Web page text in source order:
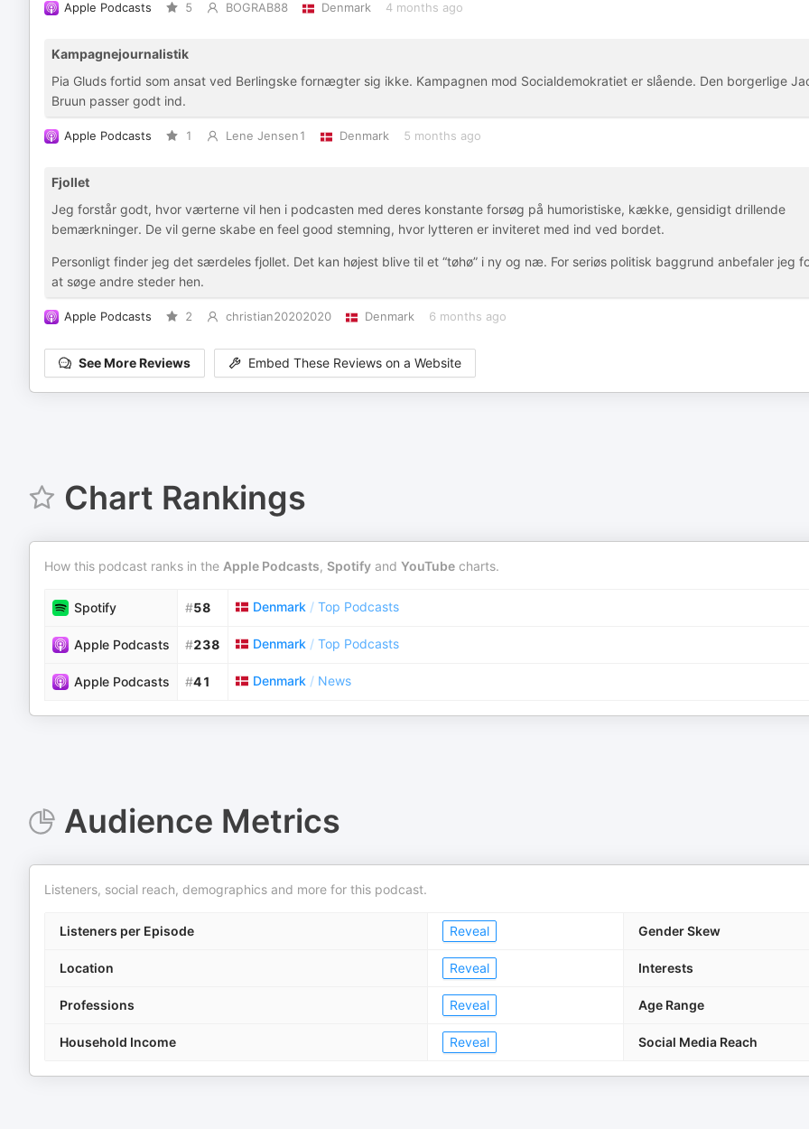
Apple Podcasts 5 BOGRAB88 Denmark 4 months ago
Kampagnejournalistik
Pia Gluds fortid som ansat ved Berlingske fornægter sig ikke. Kampagnen mod Socialdemokratiet er slående. Den borgerlige
Bruun passer godt ind.
Apple Podcasts 1 Lene Jensen1 Denmark 5 months ago
Fjollet
Jeg forstår godt, hvor værterne vil hen i podcasten med deres konstante forsøg på humoristiske, kække, gensidigt drillende
bemærkninger. De vil gerne skabe en feel good stemning, hvor lytteren er inviteret med ind ved bordet.
Personligt finder jeg det særdeles fjollet. Det kan højest blive til et “tøhø” i ny og næ. For seriøs politisk baggrund anbefaler jeg
at søge andre steder hen.
Apple Podcasts 2 christian20202020 Denmark 6 months ago
See More Reviews Embed These Reviews on a Website
Chart Rankings
How this podcast ranks in the Apple Podcasts, Spotify and YouTube charts.
Spotify #58 Denmark / Top Podcasts
Apple Podcasts #238 Denmark / Top Podcasts
Apple Podcasts #41 Denmark / News
Audience Metrics
Listeners, social reach, demographics and more for this podcast.
Listeners per Episode Reveal Gender Skew
Location Reveal Interests
Professions Reveal Age Range
Household Income Reveal Social Media Reach